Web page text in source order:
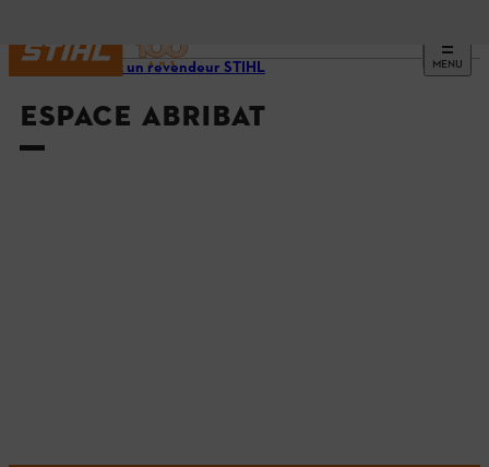
MENU
Trouvez un revendeur STIHL
ESPACE ABRIBAT